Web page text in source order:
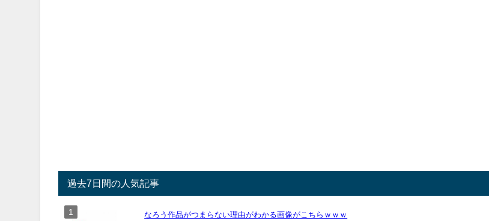
過去7日間の人気記事
なろう作品がつまらない理由がわかる画像がこちらｗｗｗ